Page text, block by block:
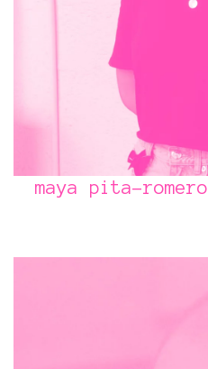
maya pita-romero